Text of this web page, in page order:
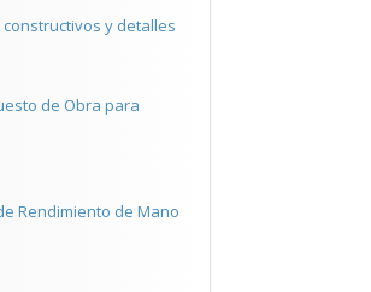
y detalles
de Obra para
Rendimiento de Mano